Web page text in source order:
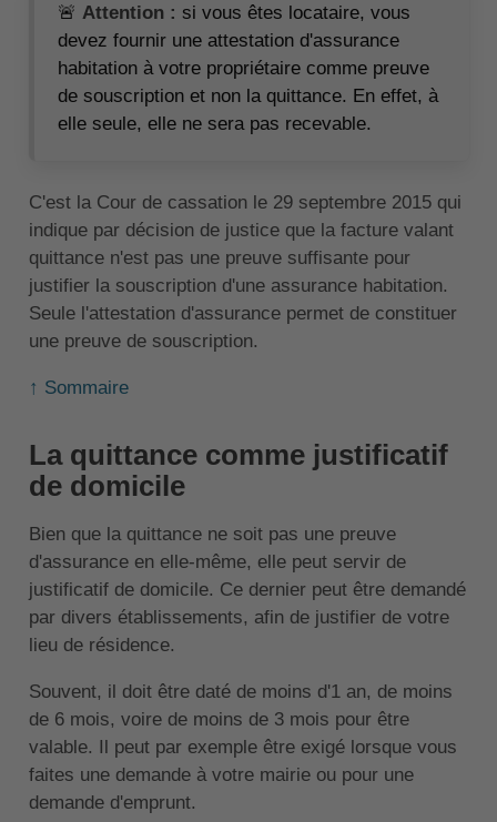
🚨 Attention : si vous êtes locataire, vous
devez fournir une attestation d'assurance
habitation à votre propriétaire comme preuve
de souscription et non la quittance. En effet, à
elle seule, elle ne sera pas recevable.
C'est la Cour de cassation le 29 septembre 2015 qui
indique par décision de justice que la facture valant
quittance n'est pas une preuve suffisante pour
justifier la souscription d'une assurance habitation.
Seule l'attestation d'assurance permet de constituer
une preuve de souscription.
↑ Sommaire
La quittance comme justificatif
de domicile
Bien que la quittance ne soit pas une preuve
d'assurance en elle-même, elle peut servir de
justificatif de domicile. Ce dernier peut être demandé
par divers établissements, afin de justifier de votre
lieu de résidence.
Souvent, il doit être daté de moins d'1 an, de moins
de 6 mois, voire de moins de 3 mois pour être
valable. Il peut par exemple être exigé lorsque vous
faites une demande à votre mairie ou pour une
demande d'emprunt.